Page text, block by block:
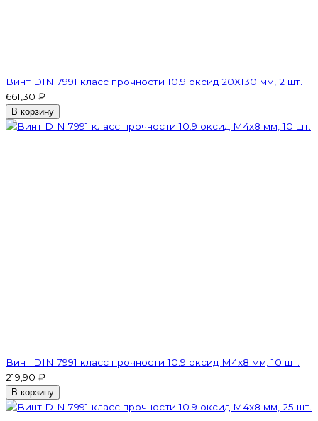
Винт DIN 7991 класс прочности 10.9 оксид 20Х130 мм, 2 шт.
661,30 ₽
В корзину
Винт DIN 7991 класс прочности 10.9 оксид M4х8 мм, 10 шт.
219,90 ₽
В корзину